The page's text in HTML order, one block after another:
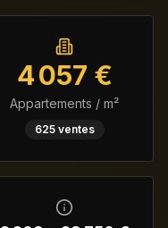
4 057 €
Appartements / m²
625ventes